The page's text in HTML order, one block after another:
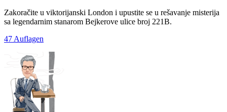
Zakoračite u viktorijanski London i upustite se u rešavanje misterija
sa legendarnim stanarom Bejkerove ulice broj 221B.
47 Auflagen